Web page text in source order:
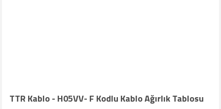
TTR Kablo - H05VV- F Kodlu Kablo Ağırlık Tablosu